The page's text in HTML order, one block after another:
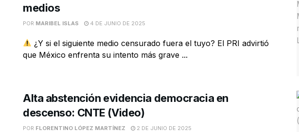
medios
POR MARIBEL ISLAS 4 DE JUNIO DE 2025
¿Y si el siguiente medio censurado fuera el tuyo? El PRI advirtió
que México enfrenta su intento más grave ...
Alta abstención evidencia democracia en
descenso: CNTE (Video)
POR FLORENTINO LÓPEZ MARTÍNEZ 2 DE JUNIO DE 2025